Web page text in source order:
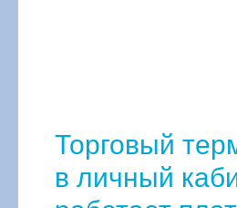
Торговый
в личный